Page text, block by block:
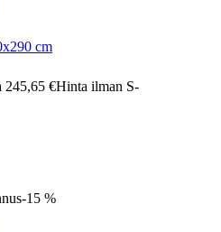
cm
245,65 €Hinta ilman S-
-15 %